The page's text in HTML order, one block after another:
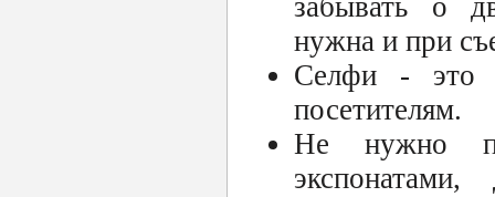
забывать о
нужна и при
Селфи - это
посетителям.
Не нужно